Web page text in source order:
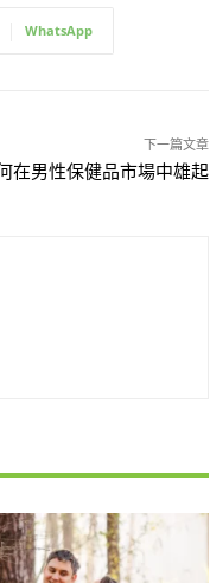
WhatsApp
下一篇文章
在男性保健品市場中雄起